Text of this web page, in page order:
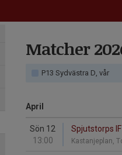
Matcher
P13 Sydvästra D, vår
April
Sön 12
13:00
Spjutstorps
Kastanjeplan,